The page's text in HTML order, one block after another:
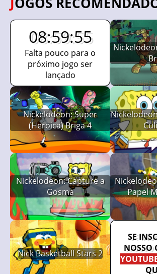
08:59:54
Falta pouco para o
próximo jogo ser
lançado
Nickelodeon: Super
(Heroica) Briga 4
Nickelodeon: Capture a
Gosma
Papel
Nick Basketball Stars 2
SE
NOSSO